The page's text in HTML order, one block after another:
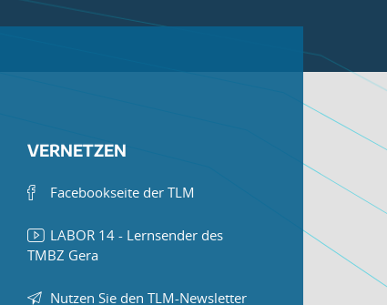
VERNETZEN
Facebookseite der TLM
LABOR 14 - Lernsender des
TMBZ Gera
Nutzen Sie den TLM-Newsletter